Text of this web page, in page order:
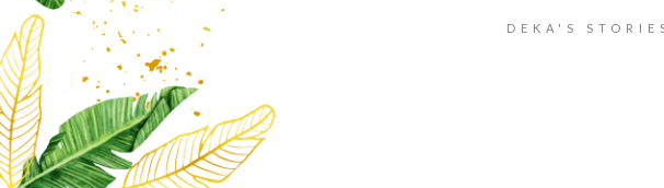
DEKA'S